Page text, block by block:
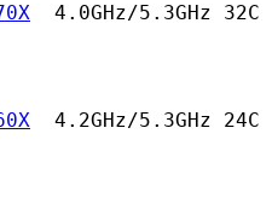
4.0GHz/5.3GHz 32C
4.2GHz/5.3GHz 24C